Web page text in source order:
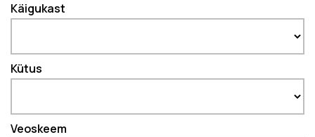
Käigukast
Kütus
Veoskeem